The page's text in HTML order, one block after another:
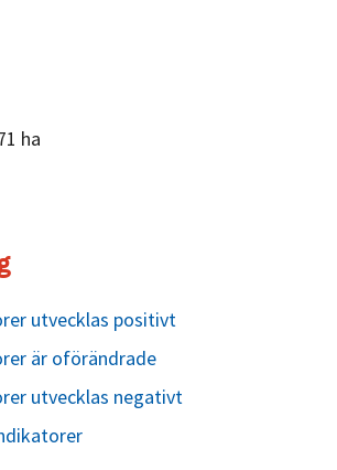
ha
utvecklas positivt
är oförändrade
utvecklas negativt